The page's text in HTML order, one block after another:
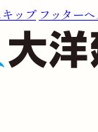
ップ フッター